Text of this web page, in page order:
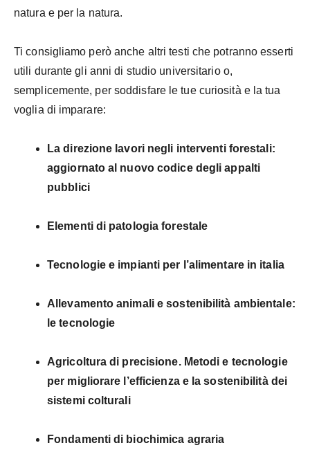
natura e per la natura.
Ti consigliamo però anche altri testi che potranno esserti
utili durante gli anni di studio universitario o,
semplicemente, per soddisfare le tue curiosità e la tua
voglia di imparare:
La direzione lavori negli interventi forestali:
aggiornato al nuovo codice degli appalti
pubblici
Elementi di patologia forestale
Tecnologie e impianti per l’alimentare in italia
Allevamento animali e sostenibilità ambientale:
le tecnologie
Agricoltura di precisione. Metodi e tecnologie
per migliorare l’efficienza e la sostenibilità dei
sistemi colturali
Fondamenti di biochimica agraria